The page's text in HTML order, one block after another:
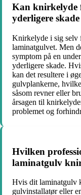
Kan knirkelyde
yderligere
Knirkelyde i sig selv
laminatgulvet. Men
symptom på en
yderligere skade.
kan det resultere i
gulvplankerne,
såsom revner eller
årsagen til
problemet og
Hvilken
laminatgulv
Hvis dit laminatgulv
gulvinstallatør eller